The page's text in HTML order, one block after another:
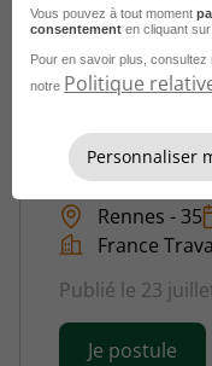
Chargé de
Alternance -
Rennes - 35
France
Publié le 23
Je postule
Vous pouvez à tout moment
consentement en cliquant
Pour en savoir plus, consultez
notre Politique
Personnaliser